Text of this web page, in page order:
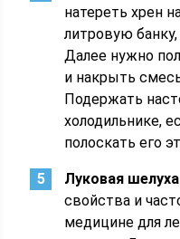
натереть хрен
литровую
Далее нужно
и накрыть
Подержать
холодильнике,
полоскать его
Луковая шелуха
свойства и
медицине для